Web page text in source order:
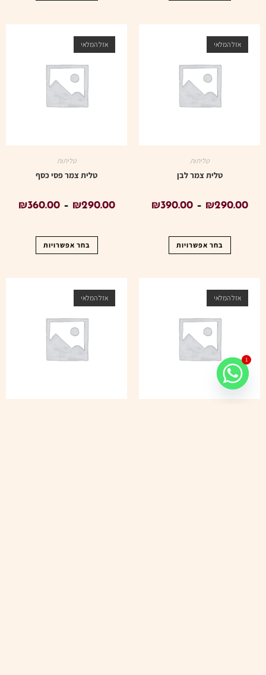
אזל המלאי
טליתות
טלית צמר לבן
₪290.00
–
₪390.00
בחר אפשרויות
אזל המלאי
טליתות
טלית צמר פסי כסף
₪290.00
–
₪360.00
בחר אפשרויות
אזל המלאי אזל המלאי
1